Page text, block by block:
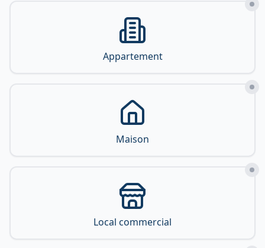
Appartement
Maison
Local commercial